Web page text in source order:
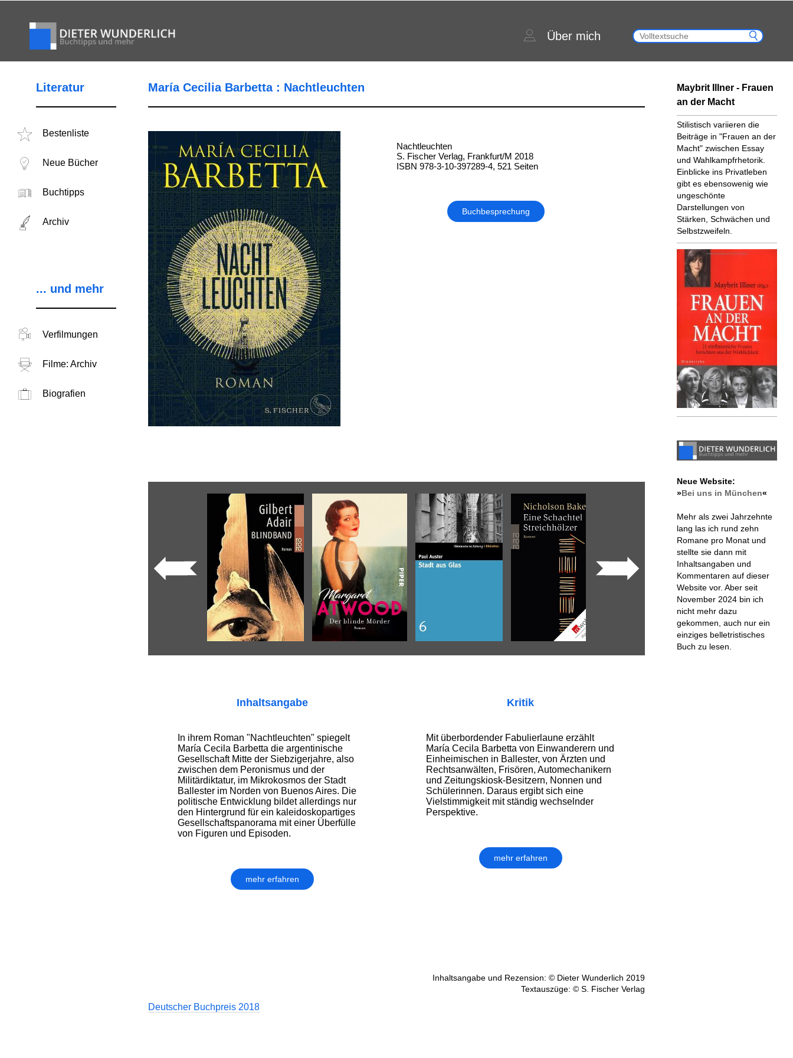
Über mich
Literatur
Bestenliste
Neue Bücher
Buchtipps
Archiv
... und mehr
Verfilmungen
Filme: Archiv
Biografien
María Cecilia Barbetta : Nachtleuchten
Nachtleuchten
S. Fischer Verlag, Frankfurt/M 2018
ISBN 978-3-10-397289-4, 521 Seiten
Buchbesprechung
Inhaltsangabe
In ihrem Roman "Nachtleuchten" spiegelt
María Cecila Barbetta die argentinische
Gesellschaft Mitte der Siebzigerjahre, also
zwischen dem Peronismus und der
Militärdiktatur, im Mikrokosmos der Stadt
Ballester im Norden von Buenos Aires. Die
politische Entwicklung bildet allerdings nur
den Hintergrund für ein kaleidoskopartiges
Gesellschaftspanorama mit einer Überfülle
von Figuren und Episoden.
mehr erfahren
Kritik
Mit überbordender Fabulierlaune erzählt
María Cecila Barbetta von Einwanderern und
Einheimischen in Ballester, von Ärzten und
Rechtsanwälten, Frisören, Automechanikern
und Zeitungskiosk-Besitzern, Nonnen und
Schülerinnen. Daraus ergibt sich eine
Vielstimmigkeit mit ständig wechselnder
Perspektive.
mehr erfahren
Inhaltsangabe und Rezension: © Dieter Wunderlich 2019
Textauszüge: © S. Fischer Verlag
Deutscher Buchpreis 2018
Maybrit Illner - Frauen
an der Macht
Stilistisch variieren die
Beiträge in "Frauen an der
Macht" zwischen Essay
und Wahlkampfrhetorik.
Einblicke ins Privatleben
gibt es ebensowenig wie
ungeschönte
Darstellungen von
Stärken, Schwächen und
Selbstzweifeln.
Neue Website:
»Bei uns in München«
Mehr als zwei Jahrzehnte
lang las ich rund zehn
Romane pro Monat und
stellte sie dann mit
Inhaltsangaben und
Kommentaren auf dieser
Website vor. Aber seit
November 2024 bin ich
nicht mehr dazu
gekommen, auch nur ein
einziges belletristisches
Buch zu lesen.